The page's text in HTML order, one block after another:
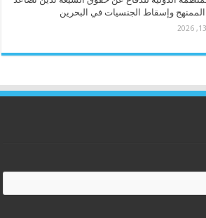
الممنهج وإسقاط الجنسيات في البحرين